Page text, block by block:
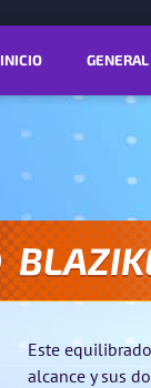
INICIO GENERAL
Este
alcance y sus